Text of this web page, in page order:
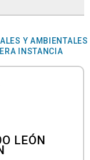
Y AMBIENTALES
INSTANCIA
LEÓN